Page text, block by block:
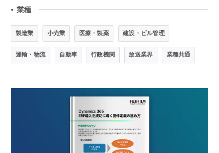
● 業種
製造業 小売業 医療・製薬 建設・ビル管理
運輸・物流 自動車 行政機関 放送業界 業種共通